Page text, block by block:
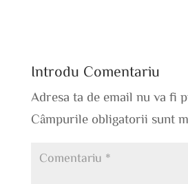
Introdu Comentariu
Adresa ta de email nu va fi
Câmpurile obligatorii sunt